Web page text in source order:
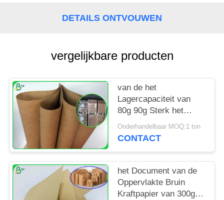
DETAILS ONTVOUWEN
vergelijkbare producten
van de het
Lagercapaciteit van
80g 90g Sterk het
Document van
Kraftpapier Bruin
Onderhandelbaar MOQ:1 ton
CONTACT
het Document van de
Oppervlakte Bruin
Kraftpapier van 300gr